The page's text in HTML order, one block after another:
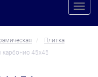
Плитка
45x45